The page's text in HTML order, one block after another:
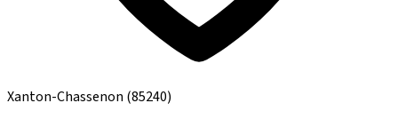
Xanton-Chassenon (85240)